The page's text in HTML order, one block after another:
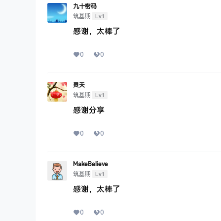
九十密码
筑基期
Lv1
感谢，太棒了
0 0
灵天
筑基期
Lv1
感谢分享
0 0
MakeBelieve
筑基期
Lv1
感谢，太棒了
0 0